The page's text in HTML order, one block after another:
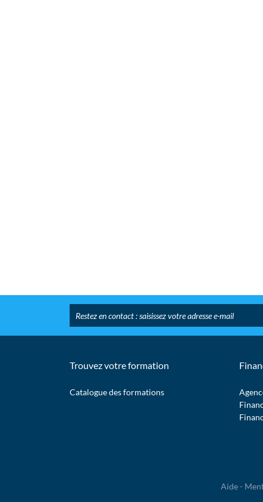
Trouvez votre formation
Catalogue des formations
Aide-